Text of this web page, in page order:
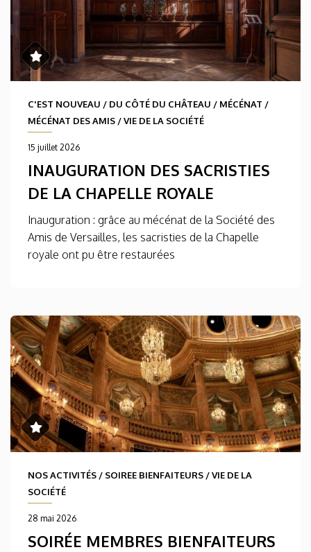
C'EST NOUVEAU / DU CÔTÉ DU CHÂTEAU / MÉCÉNAT /
MÉCÉNAT DES AMIS /VIE DE LA SOCIÉTÉ
15 juillet 2026
INAUGURATION DES SACRISTIES
DE LA CHAPELLE ROYALE
Inauguration : grâce au mécénat de la Société des
Amis de Versailles, les sacristies de la Chapelle
royale ont pu être restaurées
NOS ACTIVITÉS / SOIREE BIENFAITEURS /VIE DE LA
SOCIÉTÉ
28 mai 2026
SOIRÉE MEMBRES BIENFAITEURS